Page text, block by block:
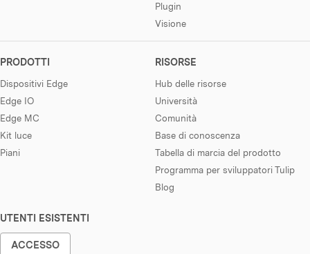
Plugin
Visione
PRODOTTI
Dispositivi Edge
Edge IO
Edge MC
Kit luce
Piani
RISORSE
Hub delle risorse
Università
Comunità
Base di conoscenza
Tabella di marcia del prodotto
Programma per sviluppatori Tulip
Blog
UTENTI ESISTENTI
ACCESSO